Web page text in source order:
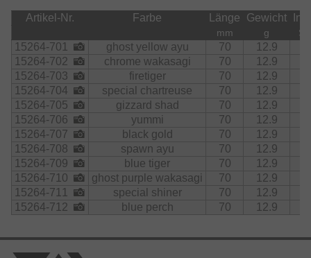
Artikel-Nr. Farbe Länge Gewicht
mm g
15264-701 ghost yellow ayu 70 12.9
15264-702
chrome wakasagi 70 12.9
15264-703
firetiger 70 12.9
15264-704
special chartreuse 70 12.9
15264-705
gizzard shad 70 12.9
15264-706
yummi 70 12.9
15264-707
black gold 70 12.9
15264-708
spawn ayu 70 12.9
15264-709
blue tiger 70 12.9
15264-710
ghost purple wakasagi 70 12.9
15264-711
special shiner 70 12.9
15264-712
blue perch 70 12.9